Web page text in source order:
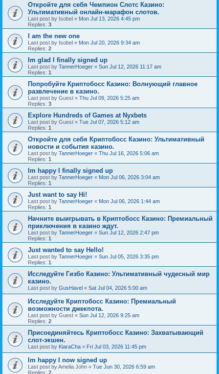
Откройте для себя Чемпион Слотс Казино:
Ультимативный онлайн-марафон слотов.
Last post by Isobel « Mon Jul 13, 2026 4:45 pm
Replies: 3
I am the new one
Last post by Isobel « Mon Jul 20, 2026 9:34 am
Replies: 2
Im glad I finally signed up
Last post by TannerHoeger « Sun Jul 12, 2026 11:17 am
Replies: 1
Попробуйте Криптобосс Казино: Волнующий главное
развлечение в казино.
Last post by Guest « Thu Jul 09, 2026 5:25 am
Replies: 3
Explore Hundreds of Games at Nyxbets
Last post by Guest « Tue Jul 07, 2026 5:12 am
Replies: 1
Откройте для себя Криптобосс Казино: Ультимативный
новости и события казино.
Last post by TannerHoeger « Thu Jul 16, 2026 5:06 am
Replies: 1
Im happy I finally signed up
Last post by TannerHoeger « Mon Jul 06, 2026 3:04 am
Replies: 1
Just want to say Hi!
Last post by TannerHoeger « Mon Jul 06, 2026 1:44 am
Replies: 1
Начните выигрывать в Криптобосс Казино: Премиальный
приключения в казино ждут.
Last post by TannerHoeger « Sun Jul 12, 2026 2:47 pm
Replies: 1
Just wanted to say Hello!
Last post by TannerHoeger « Sun Jul 05, 2026 3:35 pm
Replies: 1
Исследуйте Гизбо Казино: Ультимативный чудесный мир
казино.
Last post by GusHavel « Sat Jul 04, 2026 5:00 am
Исследуйте Криптобосс Казино: Премиальный
возможности джекпота.
Last post by Guest « Sun Jul 12, 2026 9:25 am
Replies: 2
Присоединяйтесь Криптобосс Казино: Захватывающий
слот-экшен.
Last post by KiaraCha « Fri Jul 03, 2026 11:45 pm
Im happy I now signed up
Last post byAmelia John « Tue Jun 30, 2026 6:59 am
Replies: 2